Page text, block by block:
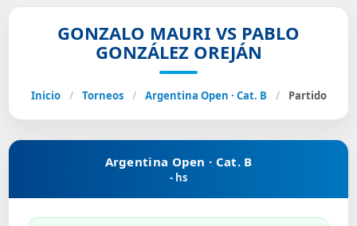
GONZALO MAURI VS PABLO
GONZÁLEZ OREJÁN
Inicio / Torneos / Argentina Open · Cat. B / Partido
Argentina Open · Cat. B
- hs